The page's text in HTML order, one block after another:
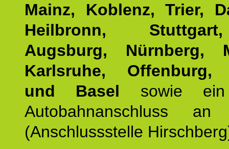
Mainz, Koblenz, Trier,
Heilbronn,
Augsburg, Nürnberg,
Karlsruhe, Offenburg,
und Basel sowie ein
Autobahnanschluss
(Anschlussstelle